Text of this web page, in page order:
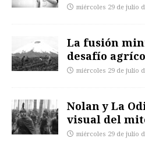
miércoles 29 de julio
La fusión
desafío
miércoles 29 de julio
Nolan y La
visual del
miércoles 29 de julio